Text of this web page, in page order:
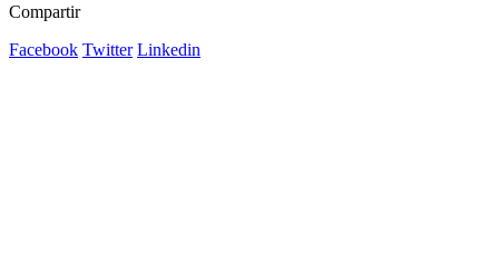
Compartir
Facebook Twitter Linkedin